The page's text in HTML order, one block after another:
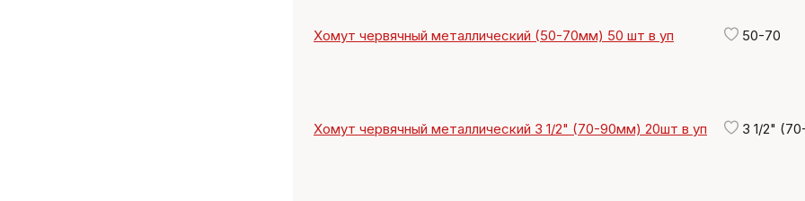
Хомут червячный металлический (50-70мм) 50 шт в уп 50-70
Хомут червячный металлический 3 1/2" (70-90мм) 20шт в уп 3 1/2"